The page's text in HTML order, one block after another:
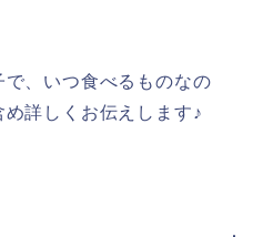
、いつ食べるものなの
詳しくお伝えします♪